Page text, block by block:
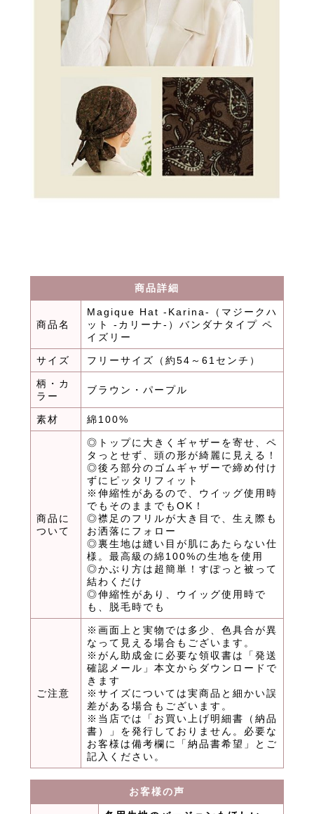
商品詳細
商品名
Magique Hat -Karina-（マジークハ
ット -カリーナ-）バンダナタイプ ペ
イズリー
サイズ フリーサイズ（約54～61センチ）
柄・カ
ラー
ブラウン・パープル
素材 綿100%
商品に
ついて
◎トップに大きくギャザーを寄せ、ペ
タっとせず、頭の形が綺麗に見える！
◎後ろ部分のゴムギャザーで締め付け
ずにピッタリフィット
※伸縮性があるので、ウイッグ使用時
でもそのままでもOK！
◎襟足のフリルが大き目で、生え際も
お洒落にフォロー
◎裏生地は縫い目が肌にあたらない仕
様。最高級の綿100%の生地を使用
◎かぶり方は超簡単！すぽっと被って
結わくだけ
◎伸縮性があり、ウイッグ使用時で
も、脱毛時でも
ご注意
※画面上と実物では多少、色具合が異
なって見える場合もございます。
※がん助成金に必要な領収書は「発送
確認メール」本文からダウンロードで
きます
※サイズについては実商品と細かい誤
差がある場合もございます。
※当店では「お買い上げ明細書（納品
書）」を発行しておりません。必要な
お客様は備考欄に「納品書希望」とご
記入ください。
お客様の声